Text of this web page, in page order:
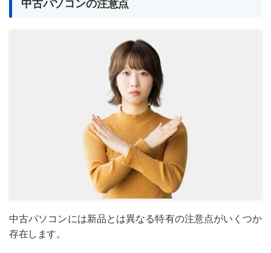
中古パソコンの注意点
中古パソコンには新品とは異なる特有の注意点がいくつか
存在します。